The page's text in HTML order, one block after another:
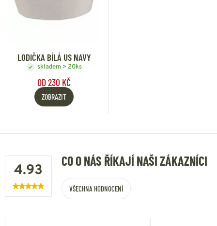
LODIČKA BÍLÁ US NAVY
skladem > 20ks
OD 230 KČ
ZOBRAZIT
4.93
CO O NÁS ŘÍKAJÍ NAŠI ZÁKAZNÍCI
VŠECHNA HODNOCENÍ